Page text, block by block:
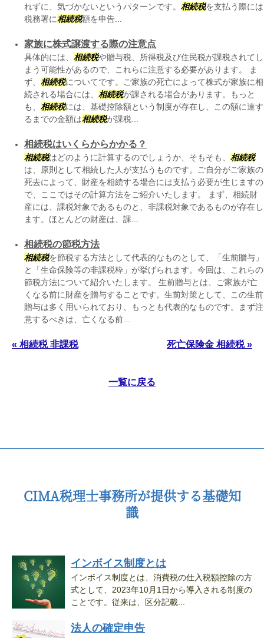
れずに、気づかないというパターンです。 相続税を支払う際には
税務署に相続税額を申告...
家族に株式譲渡する際の注意点
具体的には、 相続税や贈与税、所得税及び住民税が課税されてし
まう可能性があるので、これらに注意する必要があります。 ま
ず、 相続税についてです。ご家族の死亡によって株式が家族に相
続される場合には、 相続税が課される場合があります。もっと
も、 相続税には、基礎控除額という制度が存在し、この額に達す
るまでの金額は相続税が課税...
相続税はいくらからかかる？
相続税はどのように計算するのでしょうか、そもそも、 相続税
は、原則として相続した人が支払うものです。ご自分がご家族の
死去によって、財産を相続する場合には支払う必要が生じますの
で、ここではその計算方法をご紹介いたします。 まず、相続財
産には、課税対象であるものと、非課税対象であるものが存在し
ます。ほとんどの財産は、課...
相続税の節税方法
相続税を節税する方法として代表的なものとして、「生前贈与」
と「生命保険等の非課税枠」が挙げられます。今回は、これらの
節税方法について紹介いたします。 生前贈与とは、ご家族が亡
くなる前に財産を贈与することです。生前対策として、この生前
贈与は多く用いられており、もっとも代表的なものです。まず注
意するべきは、亡くなる前...
« 相続税 非課税 死亡保険金 相続税 »
一覧に戻る
CIMA税理士事務所が提供する基礎知
識
インボイス制度とは
インボイス制度とは、消費税の仕入税額控除の方
式として、2023年10月1日から導入される制度の
ことです。従来は、区分記載...
法人の確定申告